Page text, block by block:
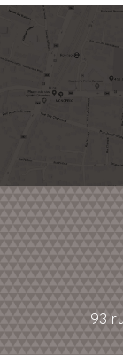
93